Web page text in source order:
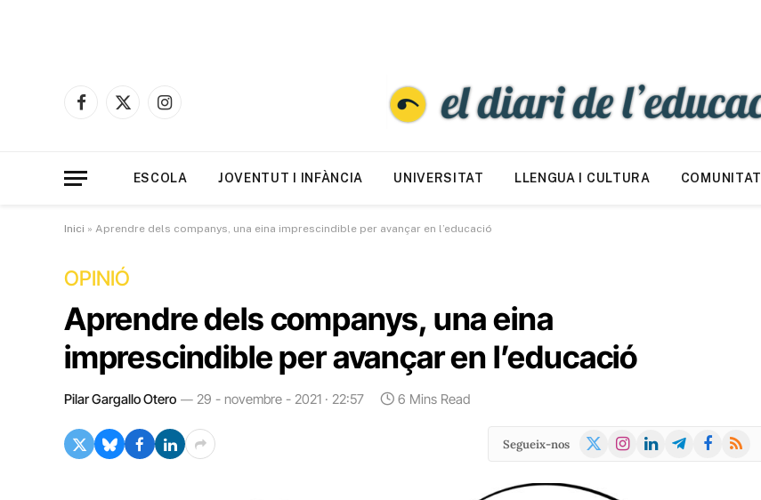
Facebook
X
Instagram
ESCOLA JOVENTUT I INFÀNCIA UNIVERSITAT LLENGUA I CULTURA COMUNITAT
Inici » Aprendre dels companys, una eina imprescindible per avançar en l’educació
OPINIÓ
Aprendre dels companys, una eina
imprescindible per avançar en l’educació
Pilar Gargallo Otero 29 - novembre - 2021 · 22:57 6 Mins Read
Segueix-nos
X
Instagram
LinkedInTelegramFacebook
RSS